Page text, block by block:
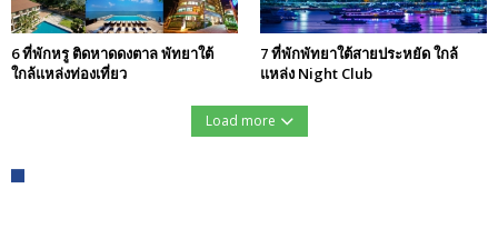
6 ที่พักหรู ติดหาดดงตาล พัทยาใต้
ใกล้แหล่งท่องเที่ยว
7 ที่พักพัทยาใต้สายประหยัด ใกล้
แหล่ง Night Club
Load more